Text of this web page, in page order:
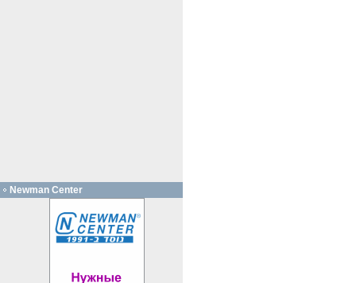
Newman Center